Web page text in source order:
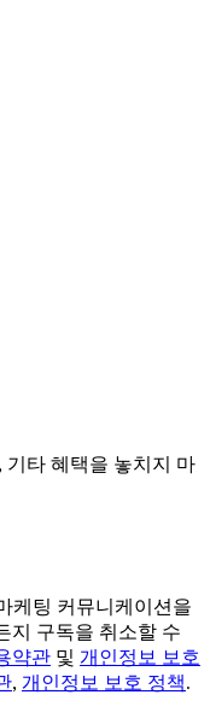
기타 혜택을 놓치지 마
케팅 커뮤니케이션을
지 구독을 취소할 수
약관 및 개인정보 보호
, 개인정보 보호 정책.